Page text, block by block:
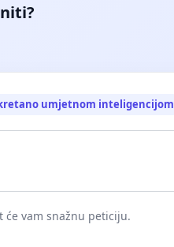
umjetnom inteligencijom
vam snažnu peticiju.